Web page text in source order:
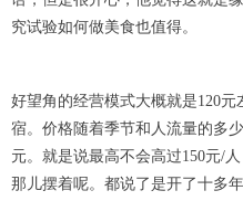
究试验如何做美食也值得。
好望角的经营模式大概就是120
宿。价格随着季节和人流量的多
元。就是说最高不会高过150元/
那儿摆着呢。都说了是开了十多